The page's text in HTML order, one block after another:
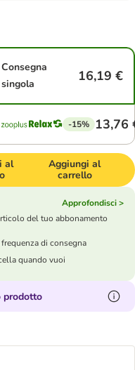
Consegna
singola
16,19 €
-15% 13,76
al
Aggiungi al
carrello
Approfondisci >
del tuo abbonamento
di consegna
quando vuoi
prodotto